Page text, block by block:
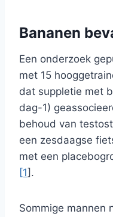
Bananen
Een onderzoek
met 15
dat suppletie met
dag-1)
behoud van
een zesdaagse
met een
[1].
Sommige mannen